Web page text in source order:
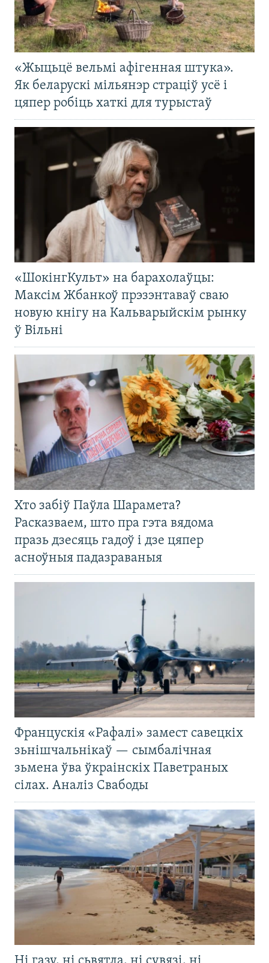
«Жыцьцё вельмі афігенная штука».
Як беларускі мільянэр страціў усё і
цяпер робіць хаткі для турыстаў
«ШокінгКульт» на барахолаўцы:
Максім Жбанкоў прэзэнтаваў сваю
новую кнігу на Кальварыйскім рынку
ў Вільні
Хто забіў Паўла Шарамета?
Расказваем, што пра гэта вядома
празь дзесяць гадоў і дзе цяпер
асноўныя падазраваныя
Францускія «Рафалі» замест савецкіх
зьнішчальнікаў — сымбалічная
зьмена ўва ўкраінскіх Паветраных
сілах. Аналіз Свабоды